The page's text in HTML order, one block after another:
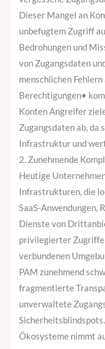
Dieser Mangel an
unbefugtem Zugriff
Bedrohungen und
von Zugangsdaten
menschlichen
Berechtigungen•
Konten Angreifer
Zugangsdaten ab,
Infrastruktur und
2. Zunehmende
Heutige
Infrastrukturen, die
SaaS-Anwendungen,
Dienste von
privilegierter
verbundenen
PAM zunehmend
fragmentierte
unverwaltete
Ökosysteme nimmt